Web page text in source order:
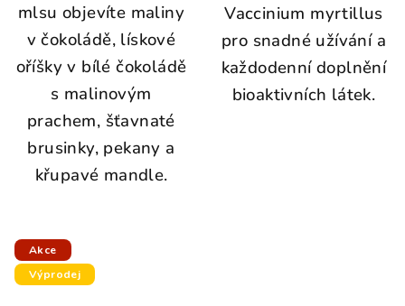
mlsu objevíte maliny
v čokoládě, lískové
oříšky v bílé čokoládě
s malinovým
prachem, šťavnaté
brusinky, pekany a
křupavé mandle.
Vaccinium myrtillus
pro snadné užívání a
každodenní doplnění
bioaktivních látek.
Akce
Výprodej